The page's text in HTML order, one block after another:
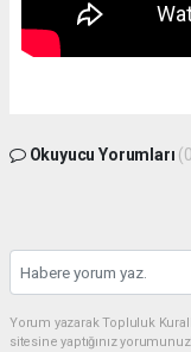
Okuyucu Yorumları
Yorum yazarak Topluluk
sitesine yaptığınız